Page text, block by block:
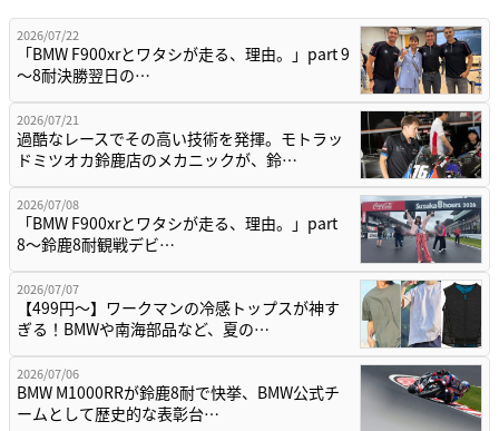
2026/07/06
BMW M1000RRが鈴鹿8耐で快挙、BMW公式チ
ームとして歴史的な表彰台…
もっと見る
新型バイク(外国車／輸入車) ヤングマシン
BMWモトラッド
試乗インプレッション／テスト
新型大型二輪 [1001cc以上]
新型クルーザー